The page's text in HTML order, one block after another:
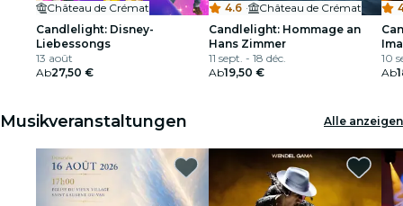
Château de Crémat
Candlelight: Disney-
Liebessongs
13 août
Ab27,50 €
4.6 ·
Château de Crémat
Candlelight: Hommage an
Hans Zimmer
11 sept. - 18 déc.
Ab19,50 €
10
Ab
Musikveranstaltungen Alle anzeigen